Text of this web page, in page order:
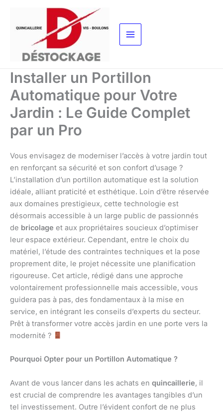
contenu
Installer un Portillon
Automatique pour Votre
Jardin : Le Guide Complet
par un Pro
Vous envisagez de moderniser l’accès à votre jardin tout
en renforçant sa sécurité et son confort d’usage ?
L’installation d’un portillon automatique est la solution
idéale, alliant praticité et esthétique. Loin d’être réservée
aux domaines prestigieux, cette technologie est
désormais accessible à un large public de passionnés
de bricolage et aux propriétaires soucieux d’optimiser
leur espace extérieur. Cependant, entre le choix du
matériel, l’étude des contraintes techniques et la pose
proprement dite, le projet nécessite une planification
rigoureuse. Cet article, rédigé dans une approche
volontairement professionnelle mais accessible, vous
guidera pas à pas, des fondamentaux à la mise en
service, en intégrant les conseils d’experts du secteur.
Prêt à transformer votre accès jardin en une porte vers la
modernité ?
Pourquoi Opter pour un Portillon Automatique ?
Avant de vous lancer dans les achats en quincaillerie, il
est crucial de comprendre les avantages tangibles d’un
tel investissement. Outre l’évident confort de ne plus